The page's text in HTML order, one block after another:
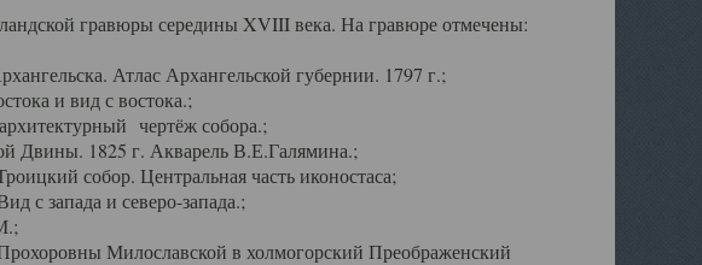
гравюры середины XVIII века. На гравюре отмечены:
Атлас Архангельской губернии. 1797 г.;
и вид с востока.;
чертёж собора.;
Двины. 1825 г. Акварель В.Е.Галямина.;
собор. Центральная часть иконостаса;
с запада и северо-запада.;
Милославской в холмогорский Преображенский